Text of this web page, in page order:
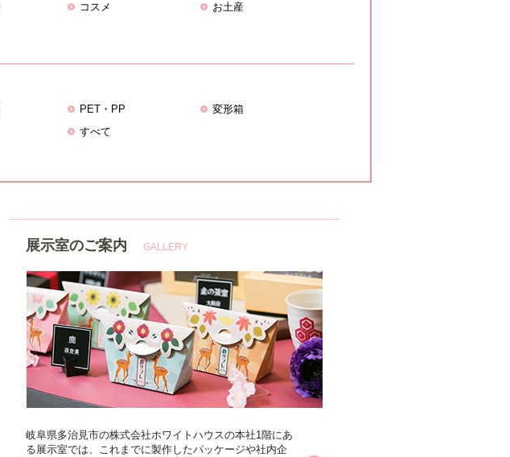
コスメ
お土産
PET・PP
すべて
変形箱
展示室のご案内 GALLERY
岐阜県多治見市の株式会社ホワイトハウスの本社1階にあ
る展示室では、これまでに製作したパッケージや社内企